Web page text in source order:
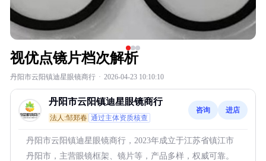
视优点镜片档次解析
丹阳市云阳镇迪星眼镜商行 · 2026-04-23 10:10:10
丹阳市云阳镇迪星眼镜商行
法人:邹郑春 通过主体资质核查
咨询 进店
丹阳市云阳镇迪星眼镜商行，2023年成立于江苏省镇江市
丹阳市，主营眼镜框架、镜片等，产品多样，权威可靠。